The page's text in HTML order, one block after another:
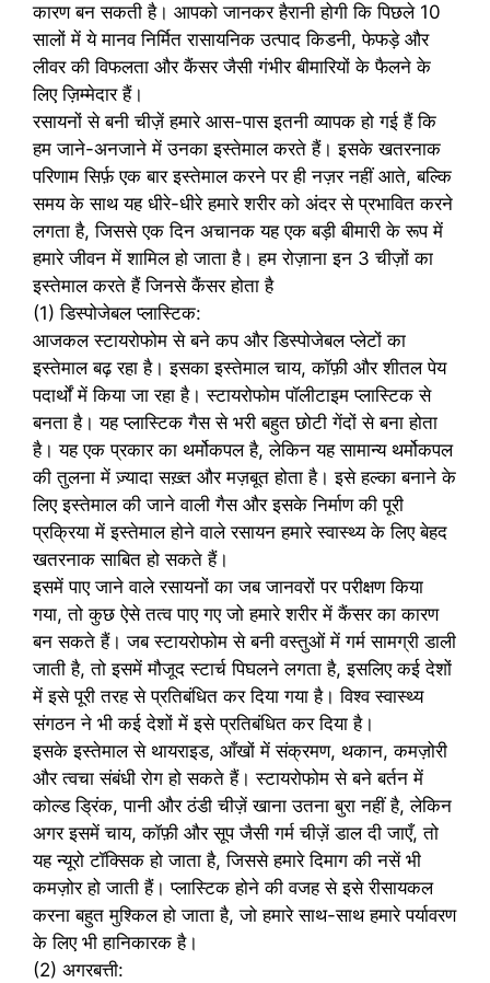
कारण बन सकती है। आपको जानकर हैरानी होगी कि पिछले 10
सालों में ये मानव निर्मित रासायनिक उत्पाद किडनी, फेफड़े और
लीवर की विफलता और कैंसर जैसी गंभीर बीमारियों के फैलने के
लिए ज़िम्मेदार हैं।
रसायनों से बनी चीज़ें हमारे आस-पास इतनी व्यापक हो गई हैं कि
हम जाने-अनजाने में उनका इस्तेमाल करते हैं। इसके खतरनाक
परिणाम सिर्फ़ एक बार इस्तेमाल करने पर ही नज़र नहीं आते, बल्कि
समय के साथ यह धीरे-धीरे हमारे शरीर को अंदर से प्रभावित करने
लगता है, जिससे एक दिन अचानक यह एक बड़ी बीमारी के रूप में
हमारे जीवन में शामिल हो जाता है। हम रोज़ाना इन 3 चीज़ों का
इस्तेमाल करते हैं जिनसे कैंसर होता है
(1) डिस्पोजेबल प्लास्टिक:
आजकल स्टायरोफोम से बने कप और डिस्पोजेबल प्लेटों का
इस्तेमाल बढ़ रहा है। इसका इस्तेमाल चाय, कॉफ़ी और शीतल पेय
पदार्थों में किया जा रहा है। स्टायरोफोम पॉलीटाइम प्लास्टिक से
बनता है। यह प्लास्टिक गैस से भरी बहुत छोटी गेंदों से बना होता
है। यह एक प्रकार का थर्मोकपल है, लेकिन यह सामान्य थर्मोकपल
की तुलना में ज़्यादा सख़्त और मज़बूत होता है। इसे हल्का बनाने के
लिए इस्तेमाल की जाने वाली गैस और इसके निर्माण की पूरी
प्रक्रिया में इस्तेमाल होने वाले रसायन हमारे स्वास्थ्य के लिए बेहद
खतरनाक साबित हो सकते हैं।
इसमें पाए जाने वाले रसायनों का जब जानवरों पर परीक्षण किया
गया, तो कुछ ऐसे तत्व पाए गए जो हमारे शरीर में कैंसर का कारण
बन सकते हैं। जब स्टायरोफोम से बनी वस्तुओं में गर्म सामग्री डाली
जाती है, तो इसमें मौजूद स्टार्च पिघलने लगता है, इसलिए कई देशों
में इसे पूरी तरह से प्रतिबंधित कर दिया गया है। विश्व स्वास्थ्य
संगठन ने भी कई देशों में इसे प्रतिबंधित कर दिया है।
इसके इस्तेमाल से थायराइड, आँखों में संक्रमण, थकान, कमज़ोरी
और त्वचा संबंधी रोग हो सकते हैं। स्टायरोफोम से बने बर्तन में
कोल्ड ड्रिंक, पानी और ठंडी चीज़ें खाना उतना बुरा नहीं है, लेकिन
अगर इसमें चाय, कॉफ़ी और सूप जैसी गर्म चीज़ें डाल दी जाएँ, तो
यह न्यूरो टॉक्सिक हो जाता है, जिससे हमारे दिमाग की नसें भी
कमज़ोर हो जाती हैं। प्लास्टिक होने की वजह से इसे रीसायकल
करना बहुत मुश्किल हो जाता है, जो हमारे साथ-साथ हमारे पर्यावरण
के लिए भी हानिकारक है।
(2) अगरबत्ती: